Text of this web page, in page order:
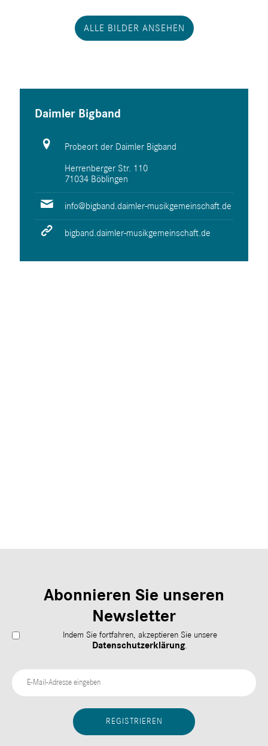
ALLE BILDER ANSEHEN
Daimler Bigband
Probeort der Daimler Bigband
Herrenberger Str. 110
71034 Böblingen
info@bigband.daimler-musikgemeinschaft.de
bigband.daimler-musikgemeinschaft.de
Abonnieren Sie unseren
Newsletter
Indem Sie fortfahren, akzeptieren Sie unsere
Datenschutzerklärung.